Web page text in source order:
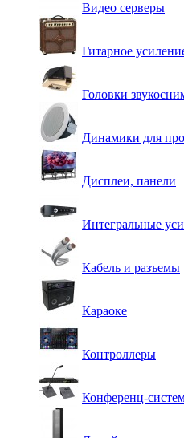
Видео серверы
Гитарное
Головки
Динамики для
Дисплеи, панели
Интегральные
Кабель и разъемы
Караоке
Контроллеры
Конференц-